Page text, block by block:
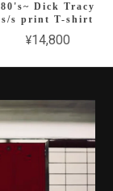
80's~ Dick Tracy
s/s print T-shirt
¥14,800